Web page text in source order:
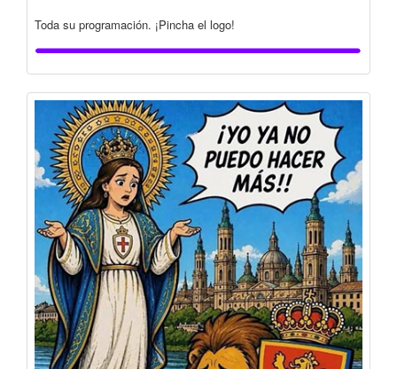
Toda su programación. ¡Pincha el logo!